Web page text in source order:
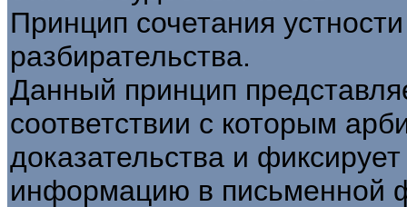
Принцип сочетания
разбирательства.
Данный принцип
соответствии с которым
доказательства и
информацию в письменной